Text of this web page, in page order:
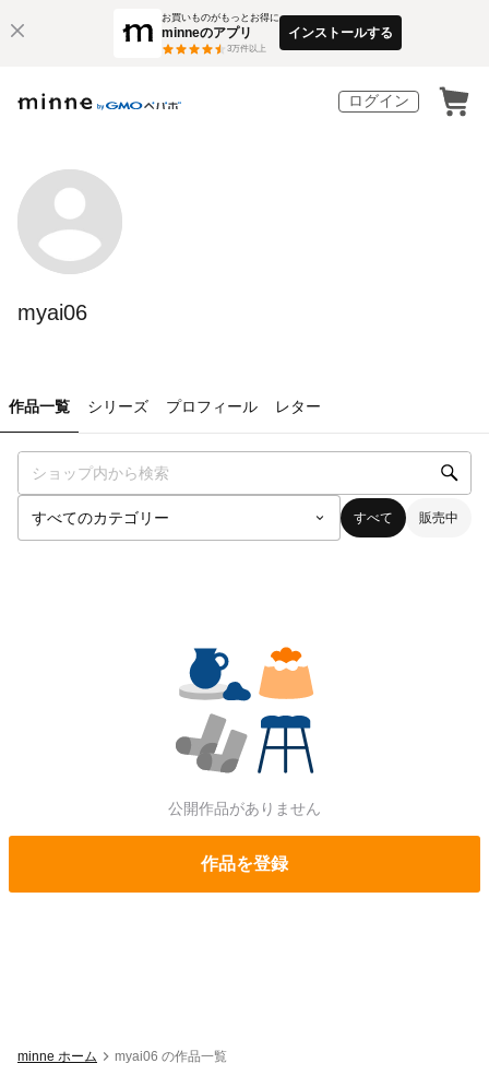
お買いものがもっとお得に
minneのアプリ
3万件以上
インストールする
ログイン
myai06
作品一覧 シリーズ プロフィール レター
すべて 販売中
公開作品がありません
作品を登録
minne ホーム myai06 の作品一覧